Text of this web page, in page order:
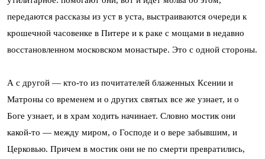
передаются рассказы из уст в уста, выстраиваются очереди к
крошечной часовенке в Питере и к раке с мощами в недавно
восстановленном московском монастыре. Это с одной стороны.
А с другой — кто-то из почитателей блаженных Ксении и
Матроны со временем и о других святых все же узнает, и о
Боге узнает, и в храм ходить начинает. Словно мостик они
какой-то — между миром, о Господе и о вере забывшим, и
Церковью. Причем в мостик они не по смерти превратились,